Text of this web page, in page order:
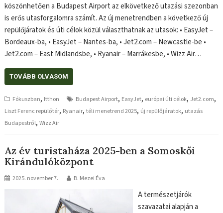
köszönhetően a Budapest Airport az elkövetkező utazási szezonban
is erős utasforgalomra számít. Az új menetrendben a következő új
repülőjáratok és úti célok közül választhatnak az utasok: • EasyJet –
Bordeaux-ba, • EasyJet – Nantes-ba, • Jet2.com – Newcastle-be •
Jet2.com – East Midlandsbe, • Ryanair – Marrákesbe, • Wizz Air…
TOVÁBB OLVASOM
Fókuszban, Itthon Budapest Airport, EasyJet, európai úti célok, Jet2.com,
Liszt Ferenc repülőtér, Ryanair,téli menetrend 2025, új repülőjáratok, utazás
Budapestről,Wizz Air
Az év turistaháza 2025-ben a Somoskői
Kirándulóközpont
2025. november 7. B. Mezei Éva
A természetjárók
szavazatai alapján a